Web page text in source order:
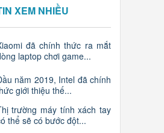
XEM NHIỀU
đã chính thức ra mắt
laptop chơi game...
năm 2019, Intel đã chính
giới thiệu thế...
trường máy tính xách tay
thể sẽ có bước đột...